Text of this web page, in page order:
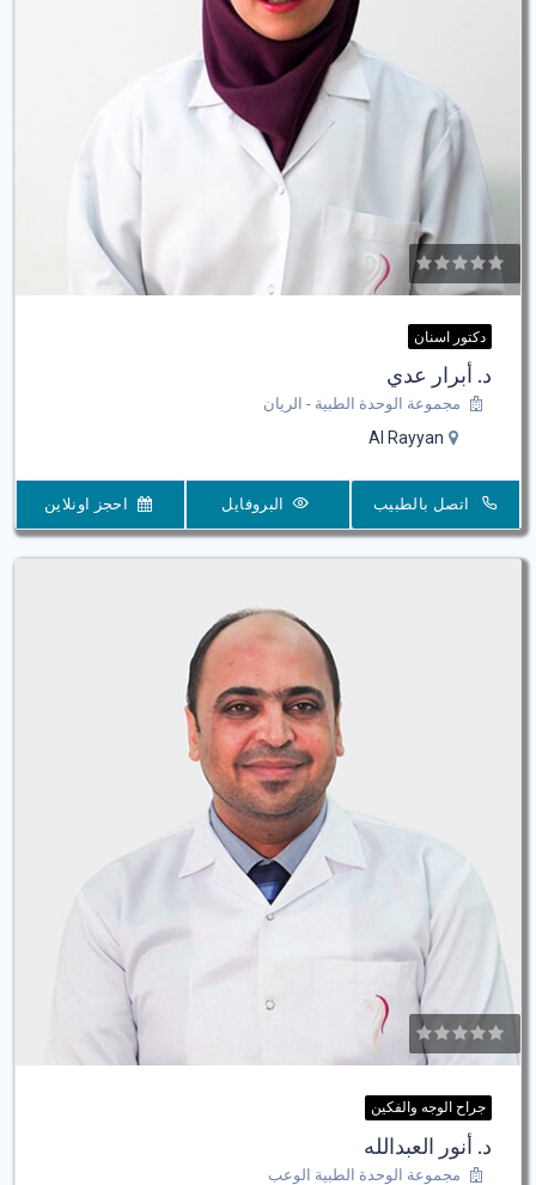
دكتور اسنان
د. أبرار عدي
مجموعة الوحدة الطبية - الريان
Al Rayyan
اتصل بالطبيب البروفايل احجز اونلاين
جراح الوجه والفكين
د. أنور العبدالله
مجموعة الوحدة الطبية الوعب